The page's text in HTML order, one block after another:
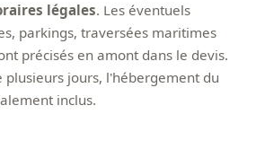
légales. Les éventuels
parkings, traversées maritimes
précisés en amont dans le devis.
plusieurs jours, l'hébergement du
inclus.